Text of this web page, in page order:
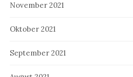
November 2021
Oktober 2021
September 2021